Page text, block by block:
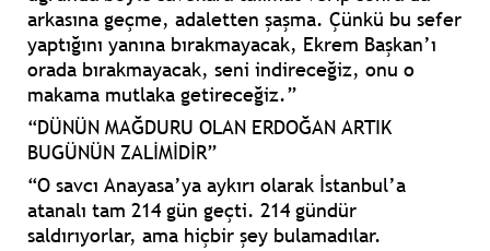
arkasına geçme, adaletten şaşma. Çünkü bu sefer
yaptığını yanına bırakmayacak, Ekrem Başkan’ı
orada bırakmayacak, seni indireceğiz, onu o
makama mutlaka getireceğiz.”
“DÜNÜN MAĞDURU OLAN ERDOĞAN ARTIK
BUGÜNÜN ZALİMİDİR”
“O savcı Anayasa’ya aykırı olarak İstanbul’a
atanalı tam 214 gün geçti. 214 gündür
saldırıyorlar, ama hiçbir şey bulamadılar.